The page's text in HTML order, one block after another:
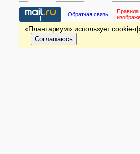
Обратная связь Правила
«Плантариум» использует cookie-
Соглашаюсь